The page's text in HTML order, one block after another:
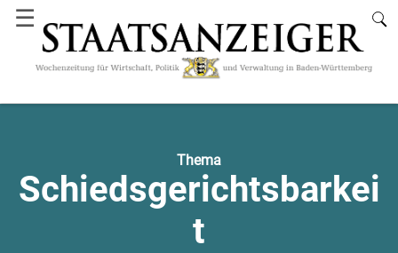
☰
Thema
Schiedsgerichtsbarkei
t